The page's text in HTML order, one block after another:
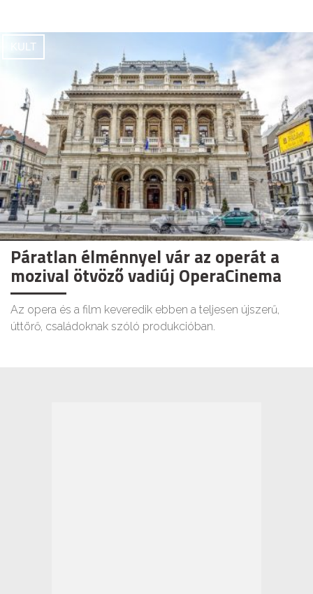
KULT
Páratlan élménnyel vár az operát a
mozival ötvöző vadiúj OperaCinema
Az opera és a film keveredik ebben a teljesen újszerű,
úttörő, családoknak szóló produkcióban.